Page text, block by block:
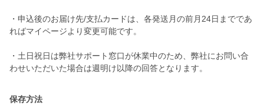
・申込後のお届け先/支払カードは、各発送月の前月24日までであ
ればマイページより変更可能です。
・土日祝日は弊社サポート窓口が休業中のため、弊社にお問い合
保存方法